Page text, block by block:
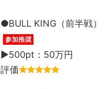
●BULL KING（前半戦）
参加推奨
▶︎500pt：50万円
評価